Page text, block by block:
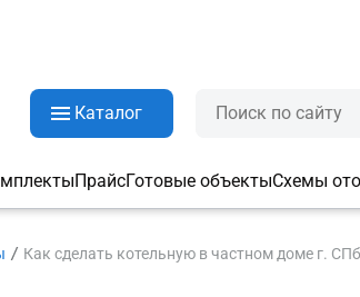
Каталог
ПрайсГотовые объектыСхемы
Как сделать котельную в частном доме г.